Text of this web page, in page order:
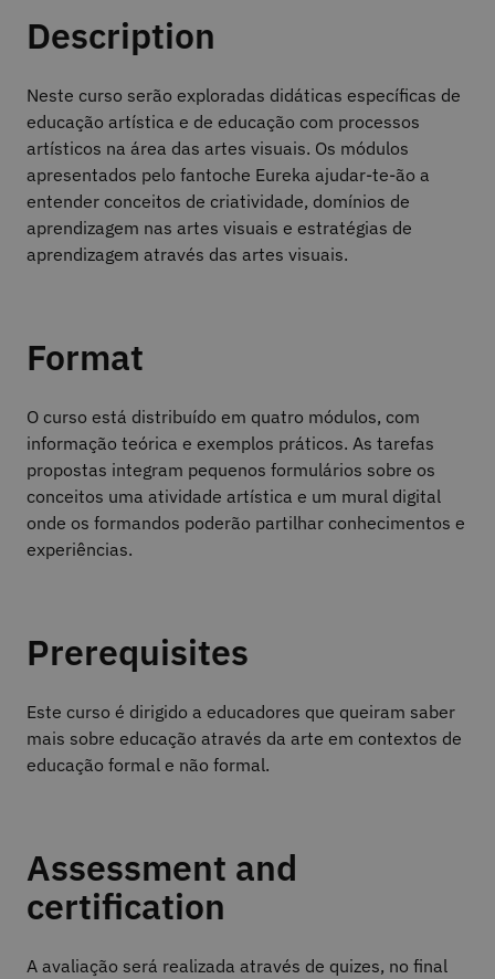
Description
Neste curso serão exploradas didáticas específicas de
educação artística e de educação com processos
artísticos na área das artes visuais. Os módulos
apresentados pelo fantoche Eureka ajudar-te-ão a
entender conceitos de criatividade, domínios de
aprendizagem nas artes visuais e estratégias de
aprendizagem através das artes visuais.
Format
O curso está distribuído em quatro módulos, com
informação teórica e exemplos práticos. As tarefas
propostas integram pequenos formulários sobre os
conceitos uma atividade artística e um mural digital
onde os formandos poderão partilhar conhecimentos e
experiências.
Prerequisites
Este curso é dirigido a educadores que queiram saber
mais sobre educação através da arte em contextos de
educação formal e não formal.
Assessment and
certification
A avaliação será realizada através de quizes, no final